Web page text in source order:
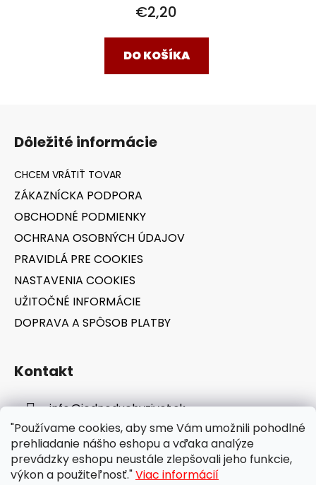
"Používame cookies, aby sme Vám umožnili pohodlné
prehliadanie nášho eshopu a vďaka analýze
prevádzky eshopu neustále zlepšovali jeho funkcie,
výkon a použiteľnosť."Viac informácií
€2,20
DO KOŠÍKA
Dôležité informácie
ZÁKAZNÍCKA PODPORA
OBCHODNÉ PODMIENKY
OCHRANA OSOBNÝCH ÚDAJOV
PRAVIDLÁ PRE COOKIES
NASTAVENIA COOKIES
UŽITOČNÉ INFORMÁCIE
DOPRAVA A SPÔSOB PLATBY
Kontakt
info@jednoduchyzivot.sk
E-shop: 0948 647 767